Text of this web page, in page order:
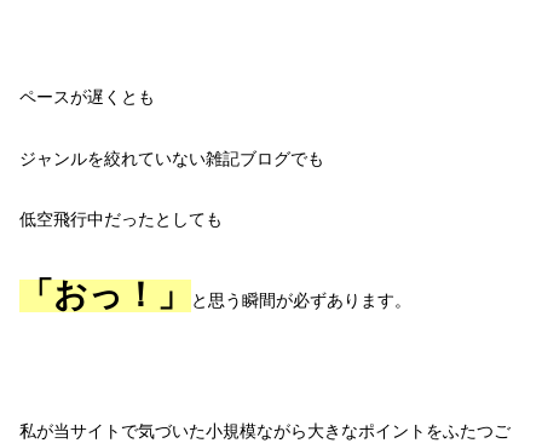
ペースが遅くとも
ジャンルを絞れていない雑記ブログでも
低空飛行中だったとしても
「おっ！」 と思う瞬間が必ずあります。
私が当サイトで気づいた小規模ながら大きなポイントをふたつご